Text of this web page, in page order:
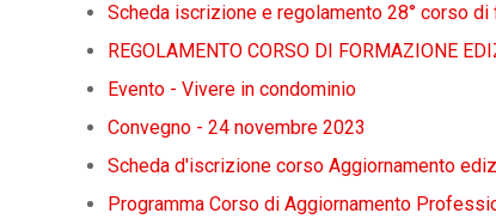
Scheda iscrizione e regolamento 28° corso
REGOLAMENTO CORSO DI FORMAZIONE
Evento - Vivere in condominio
Convegno - 24 novembre 2023
Scheda d'iscrizione corso Aggiornamento
Programma Corso di Aggiornamento